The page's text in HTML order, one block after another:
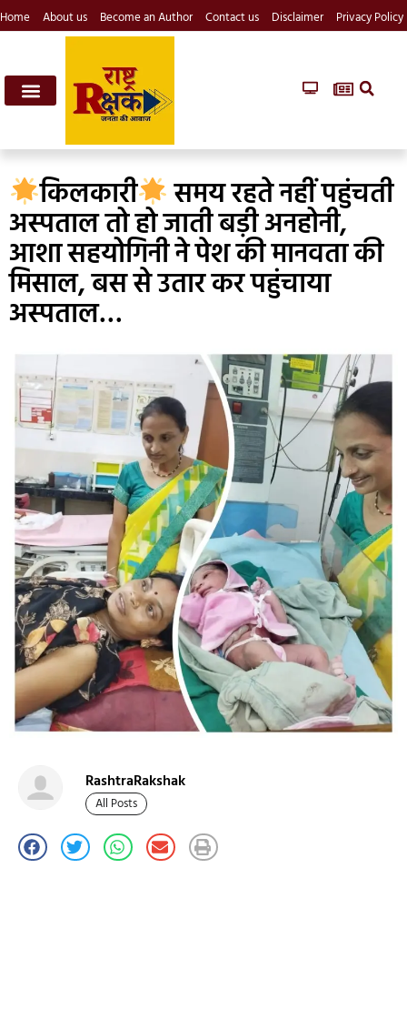
Home About us Become an Author Contact us Disclaimer Privacy Policy
किलकारी समय रहते नहीं पहुंचती
अस्पताल तो हो जाती बड़ी अनहोनी,
आशा सहयोगिनी ने पेश की मानवता की
मिसाल, बस से उतार कर पहुंचाया
अस्पताल…
RashtraRakshak
All Posts